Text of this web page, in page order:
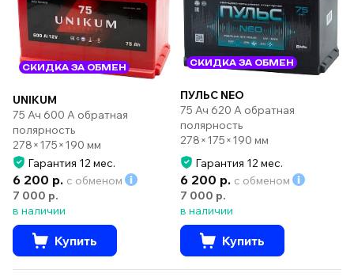
СКИДКА ЗА ОБМЕН
UNIKUM
75 Ач 600 А обратная
полярность
278×175×190 мм
Гарантия 12 мес.
6 200 р. с обменом
7 000 р.
в наличии
Купить
СКИДКА ЗА ОБМЕН
ПУЛЬС NEO
75 Ач 620 А обратная
полярность
278×175×190 мм
Гарантия 12 мес.
6 200 р. с обменом
7 000 р.
в наличии
Купить